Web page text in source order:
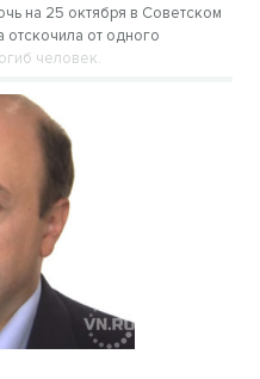
на 25 октября в Советском
отскочила от одного
человек.